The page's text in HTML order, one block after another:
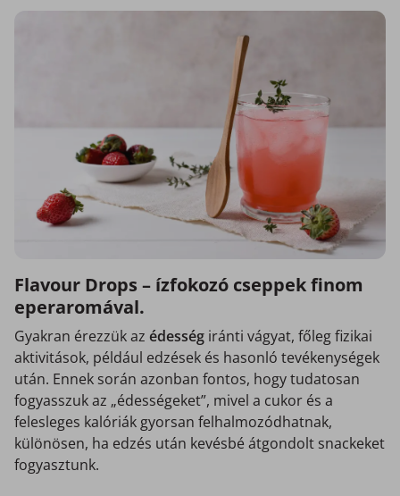
Flavour Drops – ízfokozó cseppek finom
eperaromával.
Gyakran érezzük az édesség iránti vágyat, főleg fizikai
aktivitások, például edzések és hasonló tevékenységek
után. Ennek során azonban fontos, hogy tudatosan
fogyasszuk az „édességeket”, mivel a cukor és a
felesleges kalóriák gyorsan felhalmozódhatnak,
különösen, ha edzés után kevésbé átgondolt snackeket
fogyasztunk.